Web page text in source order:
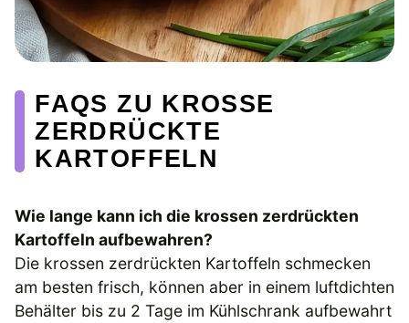
FAQS ZU KROSSE
ZERDRÜCKTE
KARTOFFELN
Wie lange kann ich die krossen zerdrückten
Kartoffeln aufbewahren?
Die krossen zerdrückten Kartoffeln schmecken
am besten frisch, können aber in einem luftdichten
Behälter bis zu 2 Tage im Kühlschrank aufbewahrt